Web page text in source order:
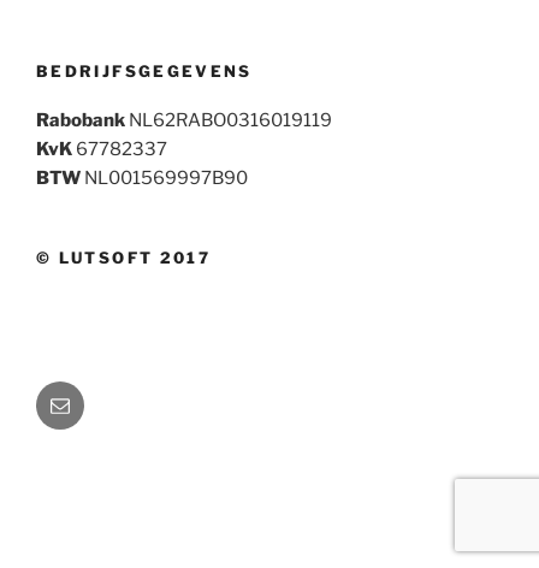
BEDRIJFSGEGEVENS
Rabobank NL62RABO0316019119
KvK 67782337
BTW NL001569997B90
© LUTSOFT 2017
E-
mail